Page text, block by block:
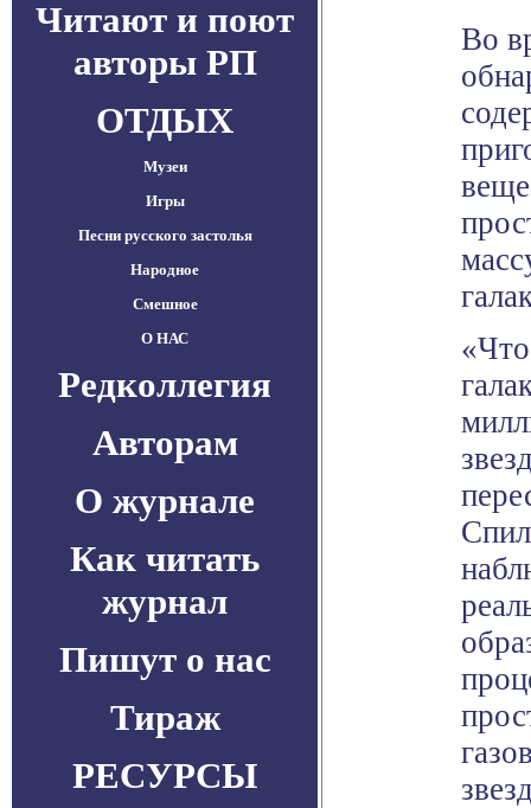
Читают и поют
авторы РП
ОТДЫХ
Музеи
Игры
Песни русского застолья
Народное
Смешное
О НАС
Редколлегия
Авторам
О журнале
Как читать
журнал
Пишут о нас
Тираж
РЕСУРСЫ
Во